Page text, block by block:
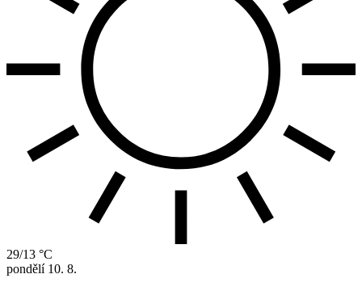
29/13 °C
pondělí 10. 8.